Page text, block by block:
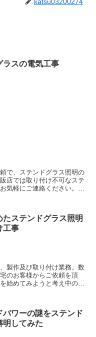
katsu03200274
ラスの電気工事
で、ステンドグラス照明の
店では取り付け不可なステ
気軽にご連絡ください。ス
たステンドグラス照明
工事
製作及び取り付け業務。数
のお客様からご依頼を頂
始めてみようと考え中の人
パワーの謎をステンド
明してみた